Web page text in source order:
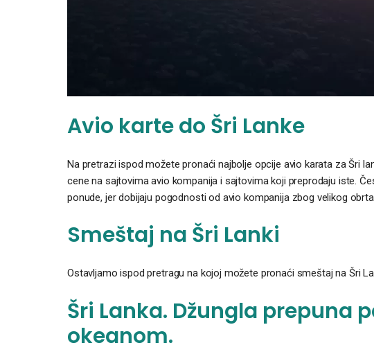
Avio karte do Šri Lanke
Na pretrazi ispod možete pronaći najbolje opcije avio karata za Šri
cene na sajtovima avio kompanija i sajtovima koji preprodaju iste.
ponude, jer dobijaju pogodnosti od avio kompanija zbog velikog
Smeštaj na Šri Lanki
Ostavljamo ispod pretragu na kojoj možete pronaći smeštaj na Šri
Šri Lanka. Džungla prepuna
okeanom.